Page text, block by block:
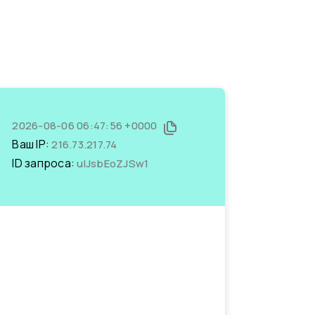
2026-08-06 06:47:56 +0000
Ваш IP:216.73.217.74
ID запроса:ulJsbEoZJSw1